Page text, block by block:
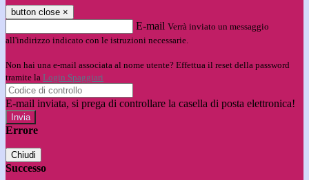
button close ×
E-mail Verrà inviato un messaggio
all'indirizzo indicato con le istruzioni necessarie.
Non hai una e-mail associata al nome utente? Effettua il reset della password
tramite la Login Spaggiari
E-mail inviata, si prega di controllare la casella di posta elettronica!
Errore
Chiudi
Successo